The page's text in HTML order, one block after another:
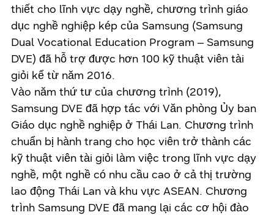
thiết cho lĩnh vực dạy nghề, chương trình giáo
dục nghề nghiệp kép của Samsung (Samsung
Dual Vocational Education Program – Samsung
DVE) đã hỗ trợ được hơn 100 kỹ thuật viên tài
giỏi kể từ năm 2016.
Vào năm thứ tư của chương trình (2019),
Samsung DVE đã hợp tác với Văn phòng Ủy ban
Giáo dục nghề nghiệp ở Thái Lan. Chương trình
chuẩn bị hành trang cho học viên trở thành các
kỹ thuật viên tài giỏi làm việc trong lĩnh vực dạy
nghề, một nghề có nhu cầu cao ở cả thị trường
lao động Thái Lan và khu vực ASEAN. Chương
trình Samsung DVE đã mang lại các cơ hội đào